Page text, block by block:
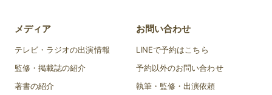
メディア
テレビ・ラジオの出演情報
監修・掲載誌の紹介
著書の紹介
お問い合わせ
LINEで予約はこちら
予約以外のお問い合わせ
執筆・監修・出演依頼